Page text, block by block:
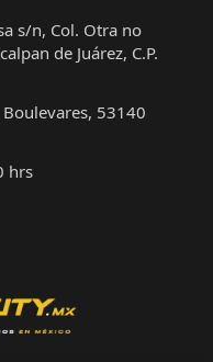
s/n, Col. Otra no
de Juárez, C.P.
53140
hrs